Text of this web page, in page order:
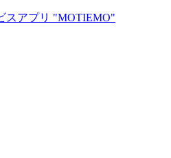
スアプリ "MOTIEMO"